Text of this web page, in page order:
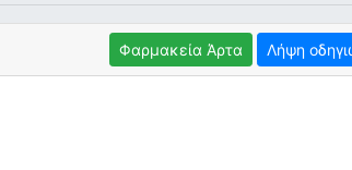
Φαρμακεία Άρτα Λήψη